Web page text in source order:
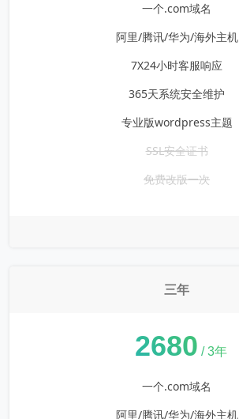
一个.com域名
阿里/腾讯/华为/海外主机
7X24小时客服响应
365天系统安全维护
专业版wordpress主题
SSL安全证书
免费改版一次
三年
2680 / 3年
一个.com域名
阿里/腾讯/华为/海外主机